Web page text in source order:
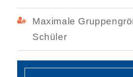
Maximale
Schüler